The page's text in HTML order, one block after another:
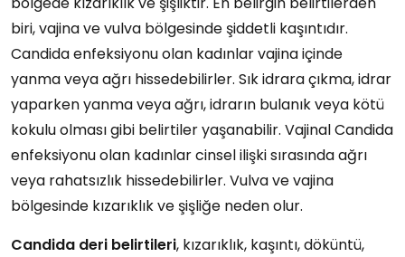
biri, vajina ve vulva bölgesinde şiddetli kaşıntıdır.
Candida enfeksiyonu olan kadınlar vajina içinde
yanma veya ağrı hissedebilirler. Sık idrara çıkma, idrar
yaparken yanma veya ağrı, idrarın bulanık veya kötü
kokulu olması gibi belirtiler yaşanabilir. Vajinal Candida
enfeksiyonu olan kadınlar cinsel ilişki sırasında ağrı
veya rahatsızlık hissedebilirler. Vulva ve vajina
bölgesinde kızarıklık ve şişliğe neden olur.
Candida deri belirtileri, kızarıklık, kaşıntı, döküntü,